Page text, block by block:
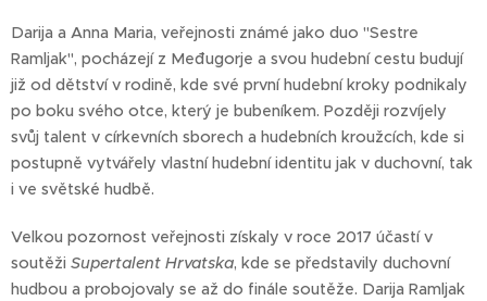
Darija a Anna Maria, veřejnosti známé jako duo "Sestre
Ramljak", pocházejí z Međugorje a svou hudební cestu budují
již od dětství v rodině, kde své první hudební kroky podnikaly
po boku svého otce, který je bubeníkem. Později rozvíjely
svůj talent v církevních sborech a hudebních kroužcích, kde si
postupně vytvářely vlastní hudební identitu jak v duchovní, tak
i ve světské hudbě.
Velkou pozornost veřejnosti získaly v roce 2017 účastí v
soutěži Supertalent Hrvatska, kde se představily duchovní
hudbou a probojovaly se až do finále soutěže. Darija Ramljak